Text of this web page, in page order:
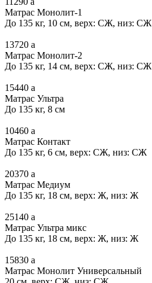
Матрас Монолит-1
До 135 кг, 10 см, верх: СЖ, низ: СЖ
13720 a
Матрас Монолит-2
До 135 кг, 14 см, верх: СЖ, низ: СЖ
15440 a
Матрас Ультра
До 135 кг, 8 см
10460 a
Матрас Контакт
До 135 кг, 6 см, верх: СЖ, низ: СЖ
20370 a
Матрас Медиум
До 135 кг, 18 см, верх: Ж, низ: Ж
25140 a
Матрас Ультра микс
До 135 кг, 18 см, верх: Ж, низ: Ж
15830 a
Матрас Монолит Универсальный